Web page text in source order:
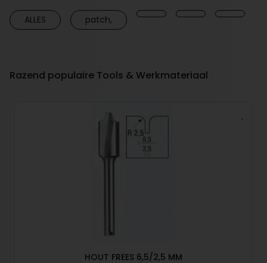
ALLES patch,
Razend populaire Tools & Werkmateriaal
HOUT FREES 6,5/2,5 MM